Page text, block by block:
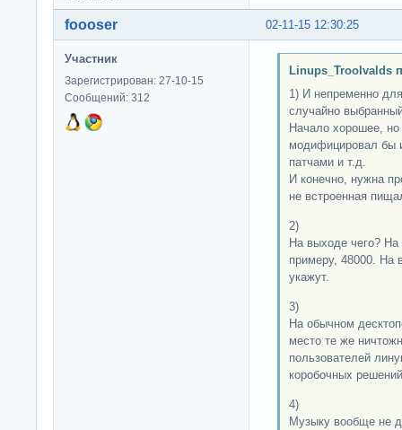
02-11-15 12:30:25
foooser
Участник
Зарегистрирован: 27-10-15
Сообщений: 312
Linups_Troolvalds
1) И непременно
случайно
Начало хорошее,
модифицировал бы
патчами и т.д.
И конечно, нужна
не встроенная
2)
На выходе чего?
примеру, 48000. На
укажут.
3)
На обычном
место те же
пользователей
коробочных
4)
Музыку вообще не